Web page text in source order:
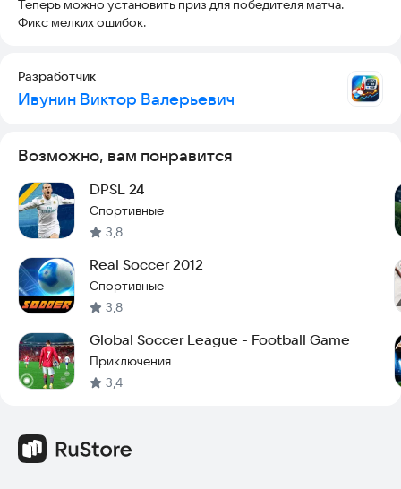
Теперь можно установить приз для победителя матча.
Фикс мелких ошибок.
Разработчик
Ивунин Виктор Валерьевич
Возможно, вам понравится
DPSL 24
Спортивные
3,8
Real Soccer 2012
Спортивные
3,8
Global Soccer League - Football Game
Приключения
3,4